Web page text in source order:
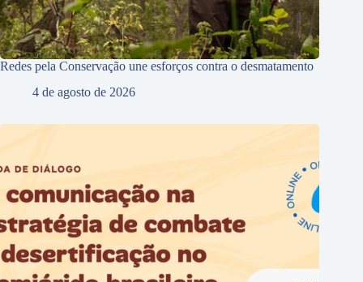
Redes pela Conservação une esforços contra o desmatamento
4 de agosto de 2026